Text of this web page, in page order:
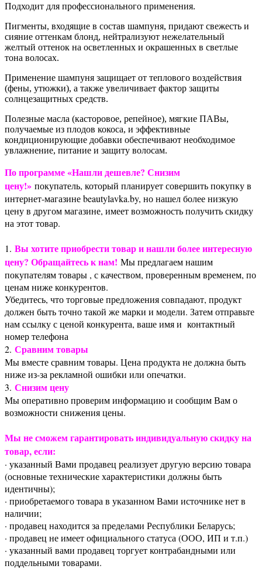
Подходит для профессионального применения.
Пигменты, входящие в состав шампуня, придают свежесть и
сияние оттенкам блонд, нейтрализуют нежелательный
желтый оттенок на осветленных и окрашенных в светлые
тона волосах.
Применение шампуня защищает от теплового воздействия
(фены, утюжки), а также увеличивает фактор защиты
солнцезащитных средств.
Полезные масла (касторовое, репейное), мягкие ПАВы,
получаемые из плодов кокоса, и эффективные
кондиционирующие добавки обеспечивают необходимое
увлажнение, питание и защиту волосам.
По программе «Нашли дешевле? Снизим
цену!» покупатель, который планирует совершить покупку в
интернет-магазине beautylavka.by, но нашел более низкую
цену в другом магазине, имеет возможность получить скидку
на этот товар.
1. Вы хотите приобрести товар и нашли более интересную
цену? Обращайтесь к нам! Мы предлагаем нашим
покупателям товары , с качеством, проверенным временем, по
ценам ниже конкурентов.
Убедитесь, что торговые предложения совпадают, продукт
должен быть точно такой же марки и модели. Затем отправьте
нам ссылку с ценой конкурента, ваше имя и контактный
номер телефона
2. Сравним товары
Мы вместе сравним товары. Цена продукта не должна быть
ниже из-за рекламной ошибки или опечатки.
3. Снизим цену
Мы оперативно проверим информацию и сообщим Вам о
возможности снижения цены.
Мы не сможем гарантировать индивидуальную скидку на
товар, если:
· указанный Вами продавец реализует другую версию товара
(основные технические характеристики должны быть
идентичны);
· приобретаемого товара в указанном Вами источнике нет в
наличии;
· продавец находится за пределами Республики Беларусь;
· продавец не имеет официального статуса (ООО, ИП и т.п.)
· указанный вами продавец торгует контрабандными или
поддельными товарами.